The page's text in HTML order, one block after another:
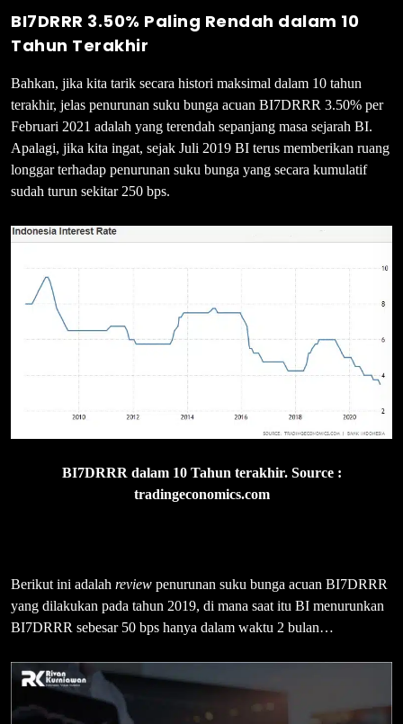
BI7DRRR 3.50% Paling Rendah dalam 10
Tahun Terakhir
Bahkan, jika kita tarik secara histori maksimal dalam 10 tahun
terakhir, jelas penurunan suku bunga acuan BI7DRRR 3.50% per
Februari 2021 adalah yang terendah sepanjang masa sejarah BI.
Apalagi, jika kita ingat, sejak Juli 2019 BI terus memberikan ruang
longgar terhadap penurunan suku bunga yang secara kumulatif
sudah turun sekitar 250 bps.
BI7DRRR dalam 10 Tahun terakhir. Source :
tradingeconomics.com
Berikut ini adalah review penurunan suku bunga acuan BI7DRRR
yang dilakukan pada tahun 2019, di mana saat itu BI menurunkan
BI7DRRR sebesar 50 bps hanya dalam waktu 2 bulan…